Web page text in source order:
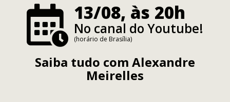
13/08, às 20h
No canal do Youtube!
(horário de Brasília)
Saiba tudo com Alexandre
Meirelles